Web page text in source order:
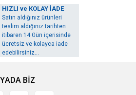
HIZLI ve KOLAY İADE
Satın aldığınız ürünleri
teslim aldığınız tarihten
itibaren 14 Gün içerisinde
ücretsiz ve kolayca iade
edebilirsiniz...
BİZ